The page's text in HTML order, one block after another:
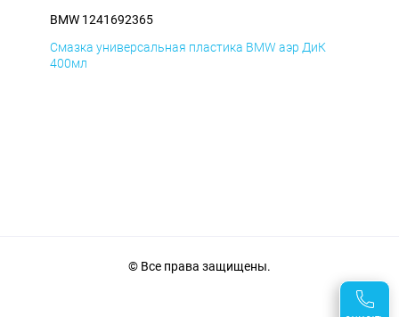
BMW 1241692365
Смазка универсальная пластика BMW аэр ДиК
400мл
© Все права защищены.